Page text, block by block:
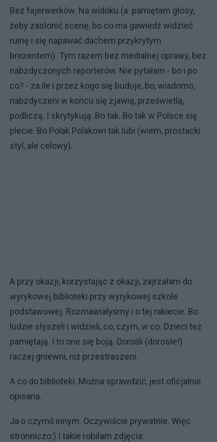
Bez fajerwerków. Na widoku (a pamiętam głosy,
żeby zasłonić scenę, bo co ma gawiedź widzieć
ruinę i się napawać dachem przykrytym
brezentem). Tym razem bez medialnej oprawy, bez
nabzdyczonych reporterów. Nie pytałam - bo i po
co? - za ile i przez kogo się buduje, bo, wiadomo,
nabzdyczeni w końcu się zjawią, prześwietlą,
podliczą. I skrytykują. Bo tak. Bo tak w Polsce się
plecie. Bo Polak Polakowi tak lubi (wiem, prostacki
styl, ale celowy).
A przy okazji, korzystając z okazji, zajrzałam do
wyrykowej biblioteki przy wyrykowej szkole
podstawowej. Rozmawiałyśmy i o tej rakiecie. Bo
ludzie słyszeli i widzieli, co, czym, w co. Dzieci też
pamiętają. I to one się boją. Dorośli (dorosłe!)
raczej gniewni, niż przestraszeni.
A co do biblioteki. Można sprawdzić, jest oficjalnie
opisana.
Ja o czymś innym. Oczywiście prywatnie. Więc
stronniczo:) I takie robiłam zdjęcia: